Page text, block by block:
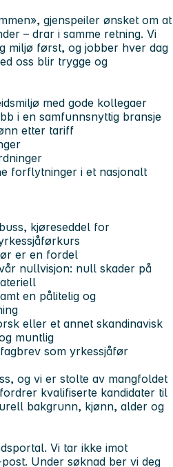
gjenspeiler ønsket om at
– drar i samme retning. Vi
miljø først, og jobber hver dag
oss blir trygge og
med gode kollegaer
i en samfunnsnyttig bransje
etter tariff
forflytninger i et nasjonalt
kjøreseddel for
er en fordel
nullvisjon: null skader på
en pålitelig og
eller et annet skandinavisk
muntlig
som yrkessjåfør
og vi er stolte av mangfoldet
kvalifiserte kandidater til
bakgrunn, kjønn, alder og
Vi tar ikke imot
Under søknad ber vi deg